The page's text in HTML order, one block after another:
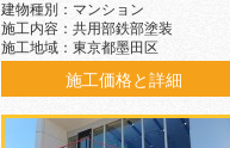
建物種別：マンション
施工内容：共用部鉄部塗装
施工地域：東京都墨田区
施工価格と詳細